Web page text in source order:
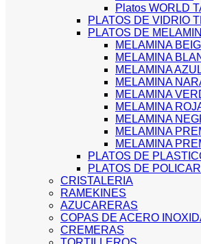
Platos WORLD
PLATOS DE VIDRIO
PLATOS DE
MELAMINA
MELAMINA
MELAMINA
MELAMINA
MELAMINA
MELAMINA
MELAMINA
MELAMINA
MELAMINA
PLATOS DE
PLATOS DE
CRISTALERIA
RAMEKINES
AZUCARERAS
COPAS DE ACERO
CREMERAS